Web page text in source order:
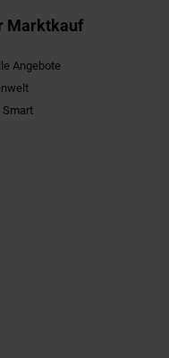
Marktkauf
Angebote
Smart